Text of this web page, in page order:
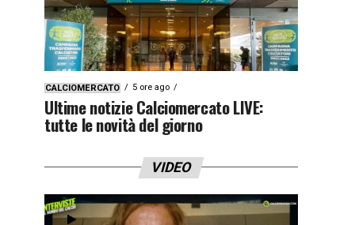
CALCIOMERCATO 5 ore ago
Ultime notizie Calciomercato LIVE:
tutte le novità del giorno
VIDEO